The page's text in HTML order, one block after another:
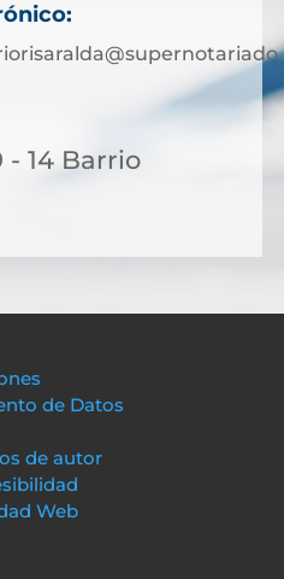
- 14 Barrio
de Datos
de autor
Web